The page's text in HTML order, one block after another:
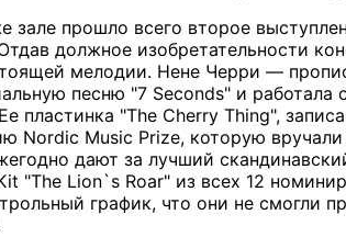
прошло всего второе
должное изобретательности
мелодии. Нене Черри —
песню "7 Seconds" и работала
пластинка "The Cherry Thing",
Nordic Music Prize, которую
дают за лучший
"The Lion`s Roar" из всех 12
график, что они не смогли